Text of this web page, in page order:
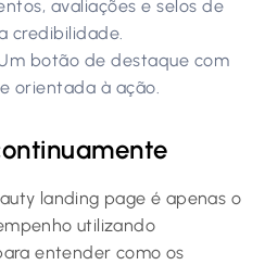
avaliações e selos de
credibilidade.
botão de destaque com
orientada à ação.
landing page é apenas o
utilizando
entender como os